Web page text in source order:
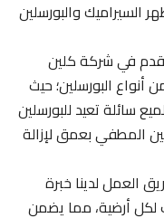
والبورسلين
في شركة كلين
البورسلين؛ حيث
سائلة تعيد للبورسلين
المطفي بعمق لإزالة
لدينا خبرة
أرضية، مما يضمن